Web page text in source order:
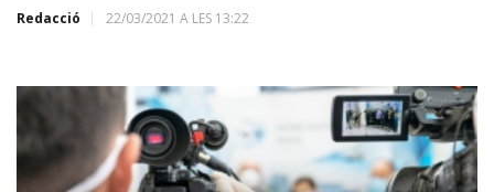
Redacció 22/03/2021 A LES 13:22